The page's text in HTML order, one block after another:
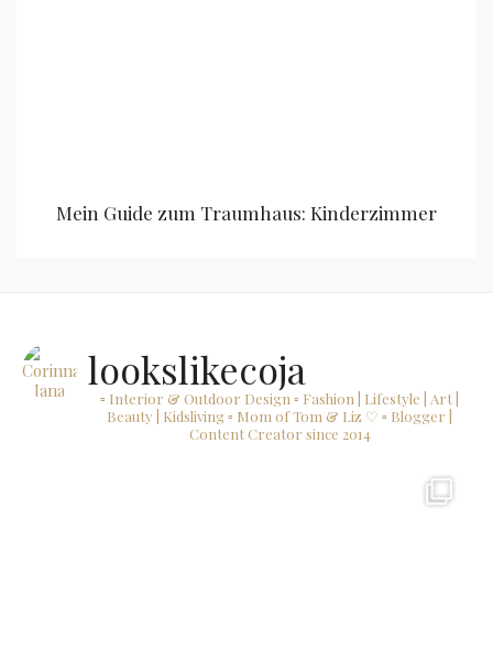
Mein Guide zum Traumhaus: Kinderzimmer
lookslikecoja
▫ Interior & Outdoor Design ▫ Fashion | Lifestyle | Art |
Beauty | Kidsliving▫ Mom of Tom & Liz ♡ ▫ Blogger |
Content Creator since 2014